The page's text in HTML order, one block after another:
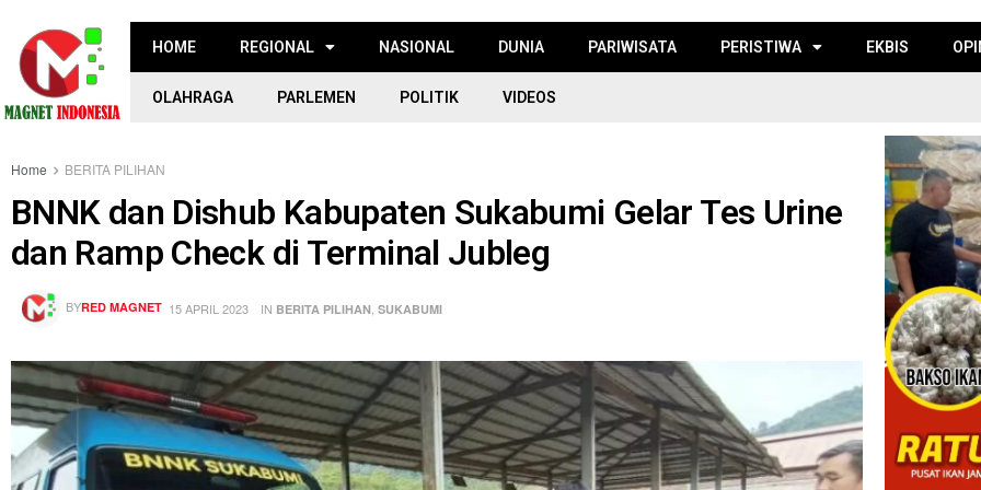
HOME REGIONAL NASIONAL DUNIA PARIWISATA PERISTIWA EKBIS
OLAHRAGA PARLEMEN POLITIK VIDEOS
Home BERITA PILIHAN
BNNK dan Dishub Kabupaten Sukabumi Gelar Tes Urine
dan Ramp Check di Terminal Jubleg
BYRED MAGNET 15 APRIL 2023 IN BERITA PILIHAN, SUKABUMI